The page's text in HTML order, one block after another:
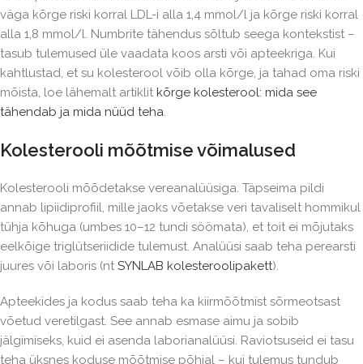
väga kõrge riski korral LDL-i alla 1,4 mmol/l ja kõrge riski korral
alla 1,8 mmol/l. Numbrite tähendus sõltub seega kontekstist –
tasub tulemused üle vaadata koos arsti või apteekriga. Kui
kahtlustad, et su kolesterool võib olla kõrge, ja tahad oma riski
mõista, loe lähemalt artiklit kõrge kolesterool: mida see
tähendab ja mida nüüd teha.
Kolesterooli mõõtmise võimalused
Kolesterooli mõõdetakse vereanalüüsiga. Täpseima pildi
annab lipiidiprofiil, mille jaoks võetakse veri tavaliselt hommikul
tühja kõhuga (umbes 10–12 tundi söömata), et toit ei mõjutaks
eelkõige triglütseriidide tulemust. Analüüsi saab teha perearsti
juures või laboris (nt SYNLAB kolesteroolipakett).
Apteekides ja kodus saab teha ka kiirmõõtmist sõrmeotsast
võetud veretilgast. See annab esmase aimu ja sobib
jälgimiseks, kuid ei asenda laborianalüüsi. Raviotsuseid ei tasu
teha üksnes koduse mõõtmise põhjal – kui tulemus tundub